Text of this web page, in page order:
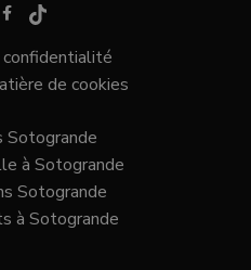
de cookies
Sotogrande
à Sotogrande
Sotogrande
à Sotogrande
YouTube
de confidentialité de